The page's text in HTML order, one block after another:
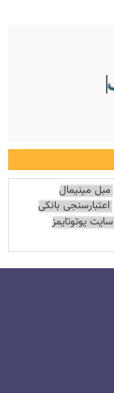
مبل مینیمال
اعتبارسنجی بانکی
سایت یوتوتایمز